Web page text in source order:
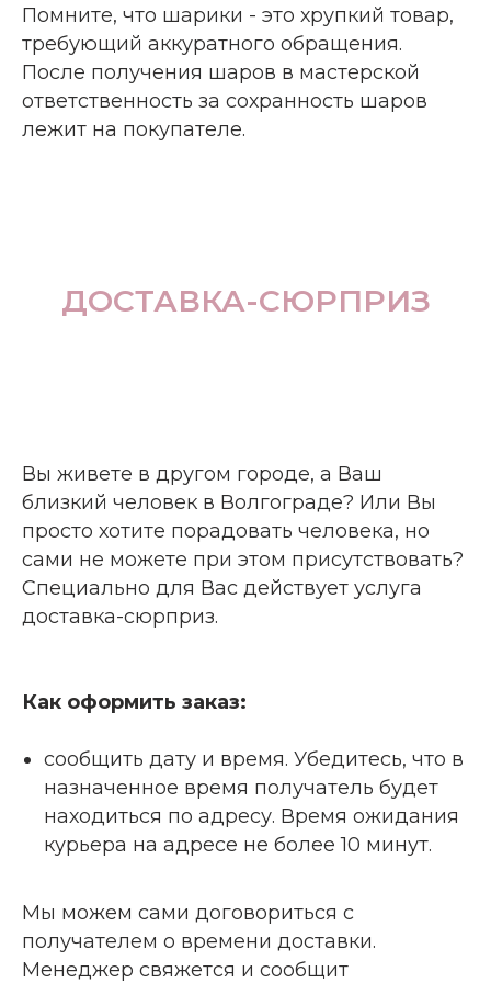
Помните, что шарики - это хрупкий товар,
требующий аккуратного обращения.
После получения шаров в мастерской
ответственность за сохранность шаров
лежит на покупателе.
ДОСТАВКА-СЮРПРИЗ
Вы живете в другом городе, а Ваш
близкий человек в Волгограде? Или Вы
просто хотите порадовать человека, но
сами не можете при этом присутствовать?
Специально для Вас действует услуга
доставка-сюрприз.
Как оформить заказ:
сообщить дату и время. Убедитесь, что в
назначенное время получатель будет
находиться по адресу. Время ожидания
курьера на адресе не более 10 минут.
Мы можем сами договориться с
получателем о времени доставки.
Менеджер свяжется и сообщит